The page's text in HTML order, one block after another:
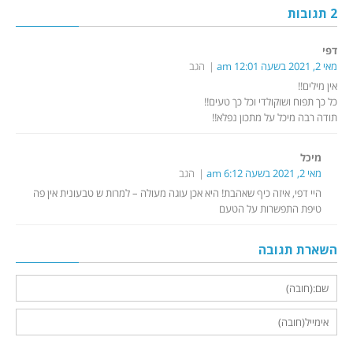
2 תגובות
דפי
מאי 2, 2021 בשעה 12:01 am
הגב
אין מילים!!
כל כך תפוח ושוקולדי וכל כך טעים!!
תודה רבה מיכל על מתכון נפלא!!
מיכל
מאי 2, 2021 בשעה 6:12 am
הגב
היי דפי, איזה כיף שאהבת! היא אכן עוגה מעולה – למרות ש טבעונית אין פה
טיפת התפשרות על הטעם
השארת תגובה